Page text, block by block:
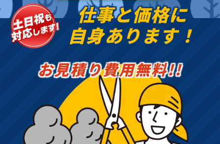
仕事と価格に
自身あります！
お見積り費用無料!!